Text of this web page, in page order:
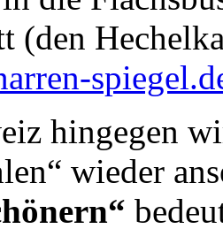
(den
hingegen
wieder